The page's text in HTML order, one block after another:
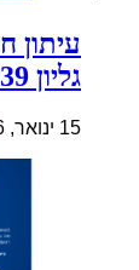
עיתון
גליון 939
15 ינואר, 2026